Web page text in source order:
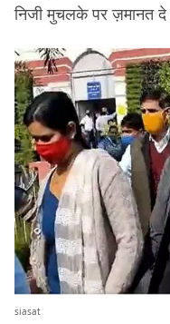
निजी मुचलके पर ज़मानत दे
siasat